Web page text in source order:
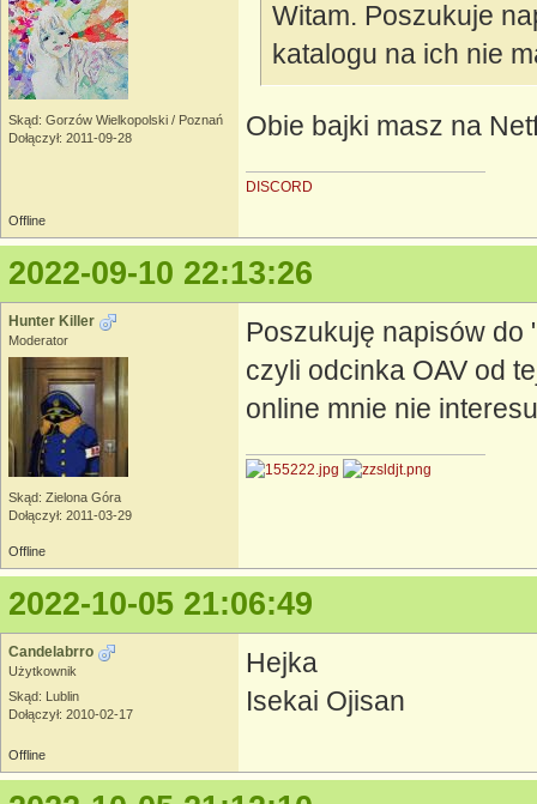
Skąd: Gorzów Wielkopolski / Poznań
Dołączył: 2011-09-28
Witam. Poszukuje
katalogu na ich nie
Obie bajki masz na
DISCORD
Offline
2022-09-10 22:13:26
Hunter Killer
Moderator
Skąd: Zielona Góra
Dołączył: 2011-03-29
Poszukuję napisów do
czyli odcinka OAV od
online mnie nie
Offline
2022-10-05 21:06:49
Candelabrro
Użytkownik
Skąd: Lublin
Dołączył: 2010-02-17
Hejka
Isekai Ojisan
Offline